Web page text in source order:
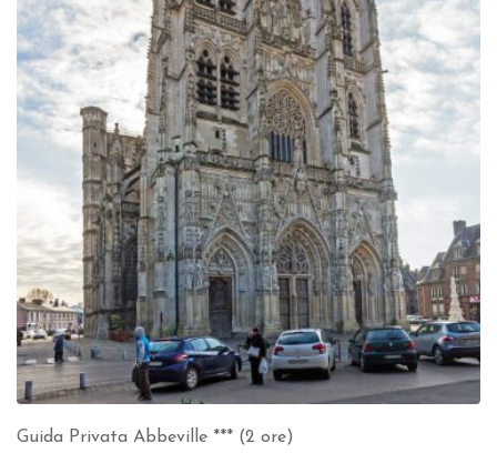
Guida Privata Abbeville *** (2 ore)